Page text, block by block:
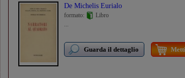
De Michelis Eurialo
formato:
Libro
...
Guarda il dettaglio